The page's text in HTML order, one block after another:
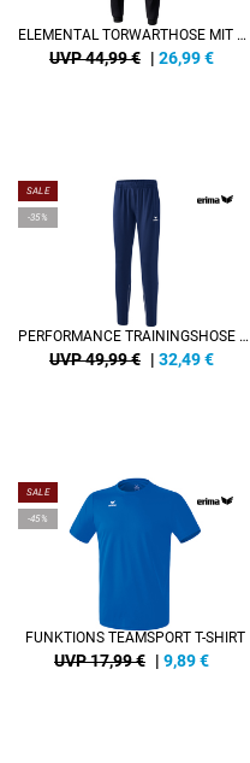
ELEMENTAL TORWARTHOSE MIT BÜNDCHEN
UVP 44,99 € | 26,99€
SALE
-35%
PERFORMANCE TRAININGSHOSE DAMEN
UVP 49,99 € | 32,49€
SALE
-45%
FUNKTIONS TEAMSPORT T-SHIRT
UVP 17,99 € | 9,89€